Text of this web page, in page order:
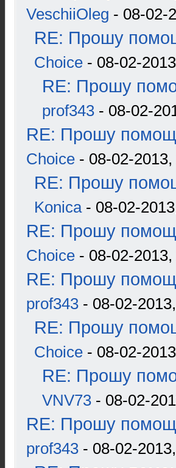
VeschiiOleg - 08-02-
RE: Прошу
Choice - 08-02-
RE: Прошу
prof343 - 08-02-
RE: Прошу
Choice - 08-02-
RE: Прошу
Konica- 08-02-
RE: Прошу
Choice - 08-02-
RE: Прошу
prof343 - 08-02-
RE: Прошу
Choice - 08-02-
RE: Прошу
VNV73 - 08-02-
RE: Прошу
prof343 - 08-02-